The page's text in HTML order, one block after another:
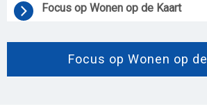
Focus op Wonen op de Kaart
Focus op Wonen op